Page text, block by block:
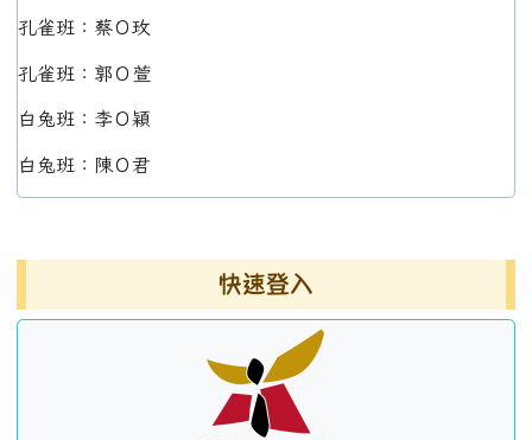
孔雀班：蔡Ｏ玫
孔雀班：郭Ｏ萱
白兔班：李Ｏ穎
白兔班：陳Ｏ君
快速登入